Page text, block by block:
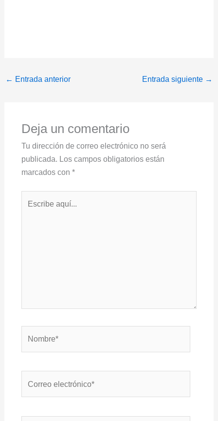
← Entrada anterior Entrada siguiente →
Deja un comentario
Tu dirección de correo electrónico no será
publicada. Los campos obligatorios están
marcados con *